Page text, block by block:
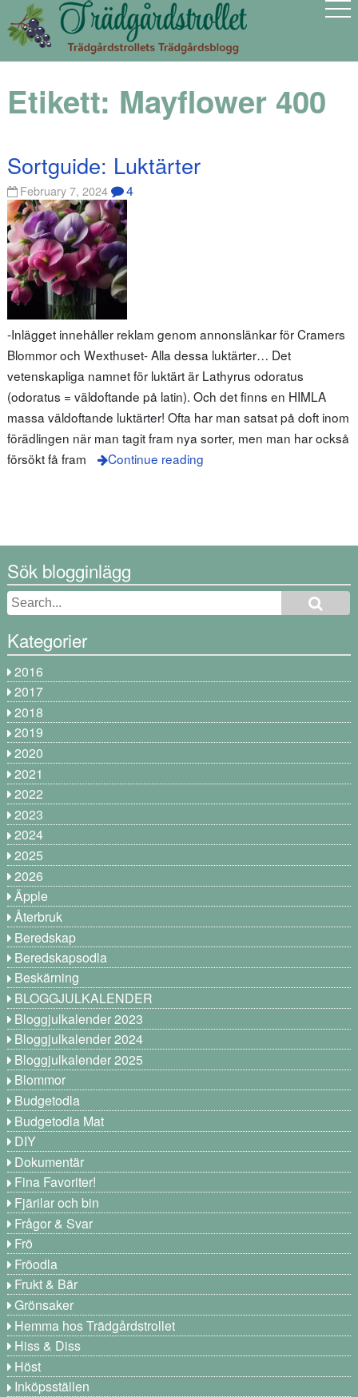
Etikett: Mayflower 400
Sortguide: Luktärter
February 7, 2024 4
-Inlägget innehåller reklam genom annonslänkar för Cramers
Blommor och Wexthuset- Alla dessa luktärter… Det
vetenskapliga namnet för luktärt är Lathyrus odoratus
(odoratus = väldoftande på latin). Och det finns en HIMLA
massa väldoftande luktärter! Ofta har man satsat på doft inom
förädlingen när man tagit fram nya sorter, men man har också
försökt få fram
Continue reading
Sök blogginlägg
Kategorier
2016
2017
2018
2019
2020
2021
2022
2023
2024
2025
2026
Äpple
Återbruk
Beredskap
Beredskapsodla
Beskärning
BLOGGJULKALENDER
Bloggjulkalender 2023
Bloggjulkalender 2024
Bloggjulkalender 2025
Blommor
Budgetodla
Budgetodla Mat
DIY
Dokumentär
Fina Favoriter!
Fjärilar och bin
Frågor & Svar
Frö
Fröodla
Frukt & Bär
Grönsaker
Hemma hos Trädgårdstrollet
Hiss & Diss
Höst
Inköpsställen